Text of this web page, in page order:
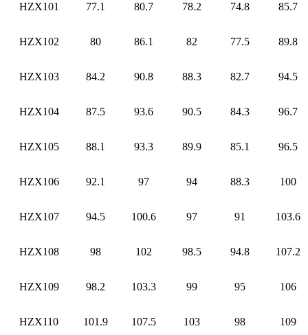
HZX101 77.1 80.7 78.2 74.8 85.7
HZX102 80 86.1 82 77.5 89.8
HZX103 84.2 90.8 88.3 82.7 94.5
HZX104 87.5 93.6 90.5 84.3 96.7
HZX105 88.1 93.3 89.9 85.1 96.5
HZX106 92.1 97 94 88.3 100
HZX107 94.5 100.6 97 91 103.6
HZX108 98 102 98.5 94.8 107.2
HZX109 98.2 103.3 99 95 106
HZX110 101.9 107.5 103 98 109